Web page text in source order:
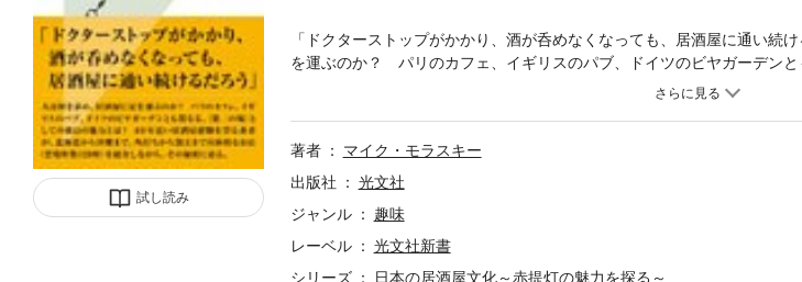
試し読み
「ドクターストップがかかり、酒が呑めなくなっても、居酒屋に通い
を運ぶのか？ パリのカフェ、イギリスのパブ、ドイツのビヤガーデンと
力とは？ 40年近い居酒屋経験を誇る著者が、北海道から沖縄まで、角
著者
マイク・モラスキー
出版社
光文社
ジャンル
趣味
レーベル
光文社新書
シリーズ
日本の居酒屋文化～赤提灯の魅力を探る～